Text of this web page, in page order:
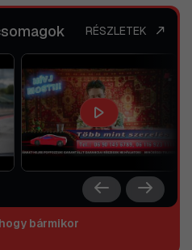
RÉSZLETEK
bármikor